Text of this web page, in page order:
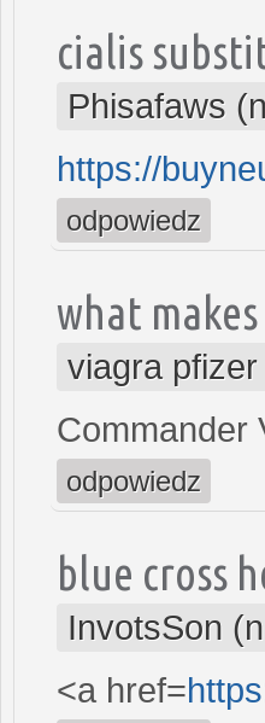
cialis
Phisafaws
https://
odpowiedz
what
viagra
Commander
odpowiedz
blue cross
InvotsSon
<a href=